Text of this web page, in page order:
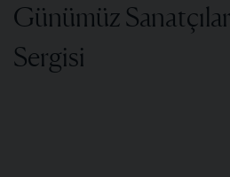
Günümüz
Sergisi